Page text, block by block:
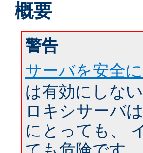
概要
警告
サーバを安全
は有効にしな
ロキシサーバ
にとっても、